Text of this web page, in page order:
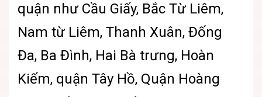
quận như Cầu Giấy, Bắc Từ Liêm,
Nam từ Liêm, Thanh Xuân, Đống
Đa, Ba Đình, Hai Bà trưng, Hoàn
Kiếm, quận Tây Hồ, Quận Hoàng